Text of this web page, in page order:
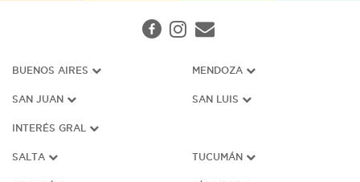
BUENOS AIRES MENDOZA
SAN JUAN SAN LUIS
INTERÉS GRAL
SALTA TUCUMÁN